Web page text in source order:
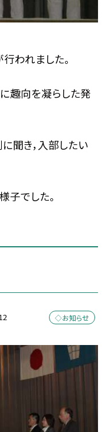
われました。
趣向を凝らした発
聞き，入部したい
子でした。
◇お知らせ